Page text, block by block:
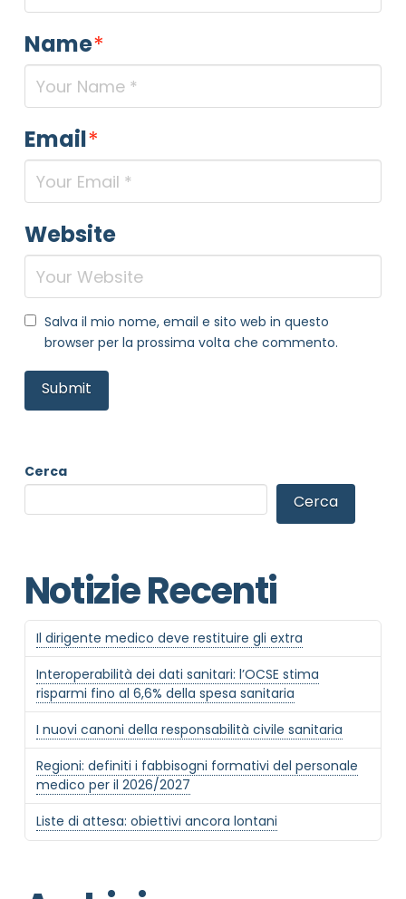
Name*
Email*
Website
Salva il mio nome, email e sito web in questo
browser per la prossima volta che commento.
Cerca
Cerca
Notizie Recenti
Il dirigente medico deve restituire gli extra
Interoperabilità dei dati sanitari: l’OCSE stima
risparmi fino al 6,6% della spesa sanitaria
I nuovi canoni della responsabilità civile sanitaria
Regioni: definiti i fabbisogni formativi del personale
medico per il 2026/2027
Liste di attesa: obiettivi ancora lontani
NOME STRUTTURA*
MAIL REFERENTE*
MOTIVO DEL CONTATTO*